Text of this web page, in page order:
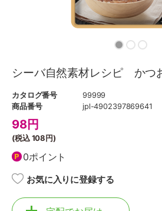
シーバ自然素材レシピ かつ
カタログ番号
99999
商品番号
jpl-4902397869641
98円
(税込108円)
0ポイント
お気に入りに登録する